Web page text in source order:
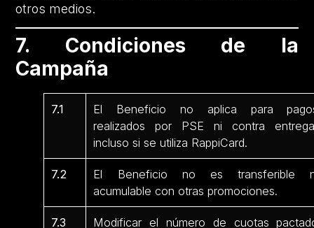
otros medios.
7. Condiciones de la
Campaña
7.1
El Beneficio no aplica para
realizados por PSE ni contra
incluso si se utiliza RappiCard.
7.2
El Beneficio no es transferible
acumulable con otras promociones.
7.3
Modificar el número de cuotas